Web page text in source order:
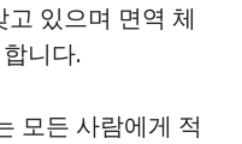
있으며 면역 체
니다.
모든 사람에게 적